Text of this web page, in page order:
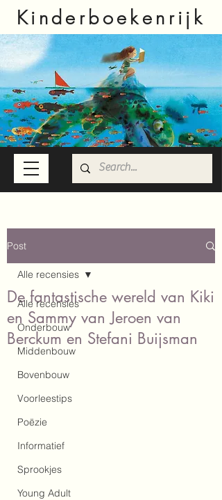
Kinderboekenrijk
Post
Alle recensies
Onderbouw
Middenbouw
Bovenbouw
Voorleestips
Poëzie
Informatief
Sprookjes
Young Adult
Alle recensies
De fantastische wereld van Kiki
en Sammy van Jeroen van
Berckum en Stefani Buijsman